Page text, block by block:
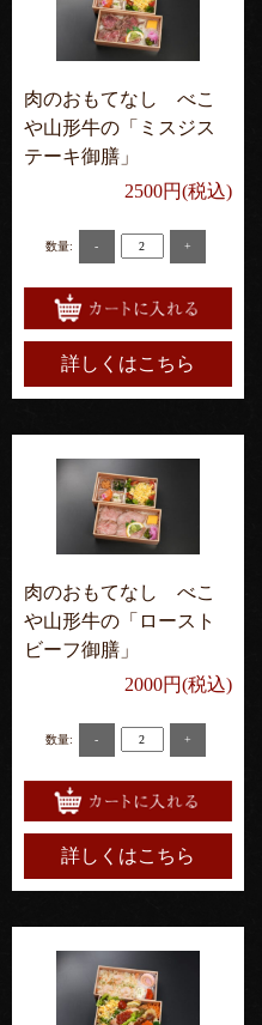
肉のおもてなし べこ
や山形牛の「ミスジス
テーキ御膳」
2500円(税込)
数量: - +
詳しくはこちら
肉のおもてなし べこ
や山形牛の「ロースト
ビーフ御膳」
2000円(税込)
数量: - +
詳しくはこちら